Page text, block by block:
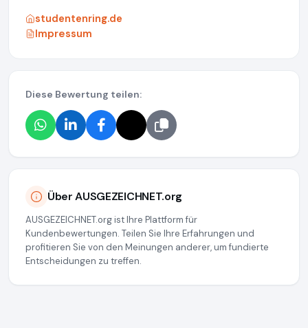
studentenring.de
Impressum
Diese Bewertung teilen:
Über AUSGEZEICHNET.org
AUSGEZEICHNET.org ist Ihre Plattform für
Kundenbewertungen. Teilen Sie Ihre Erfahrungen und
profitieren Sie von den Meinungen anderer, um fundierte
Entscheidungen zu treffen.